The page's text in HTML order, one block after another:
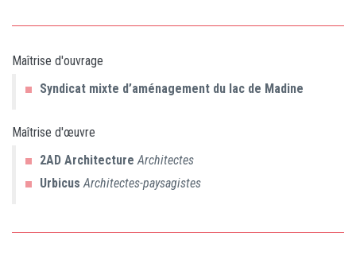
Maîtrise d'ouvrage
Syndicat mixte d’aménagement du lac de Madine
Maîtrise d'œuvre
2AD Architecture Architectes
Urbicus Architectes-paysagistes